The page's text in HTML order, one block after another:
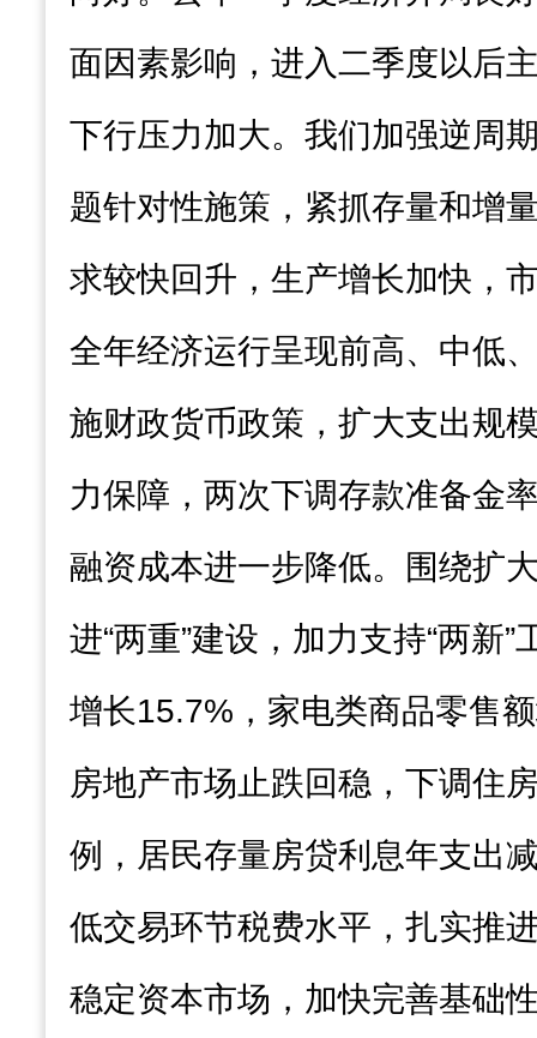
面因素影响，进入二季度以后
下行压力加大。我们加强逆周
题针对性施策，紧抓存量和增
求较快回升，生产增长加快，
全年经济运行呈现前高、中低
施财政货币政策，扩大支出规
力保障，两次下调存款准备金
融资成本进一步降低。围绕扩
进“两重”建设，加力支持“两新
增长15.7%，家电类商品零售
房地产市场止跌回稳，下调住
例，居民存量房贷利息年支出
低交易环节税费水平，扎实推
稳定资本市场，加快完善基础